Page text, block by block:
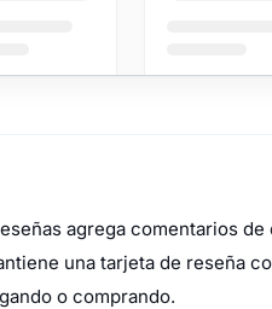
agrega comentarios
una tarjeta de reseña
o comprando.